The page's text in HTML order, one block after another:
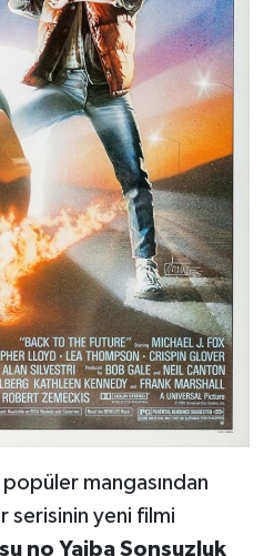
mangasından
serisinin yeni filmi
no Yaiba Sonsuzluk